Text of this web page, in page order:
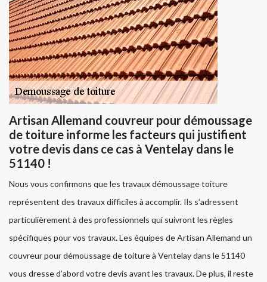
Artisan Allemand couvreur pour démoussage
de toiture informe les facteurs qui justifient
votre devis dans ce cas à Ventelay dans le
51140 !
Nous vous confirmons que les travaux démoussage toiture
représentent des travaux difficiles à accomplir. Ils s’adressent
particulièrement à des professionnels qui suivront les règles
spécifiques pour vos travaux. Les équipes de Artisan Allemand un
couvreur pour démoussage de toiture à Ventelay dans le 51140
vous dresse d’abord votre devis avant les travaux. De plus, il reste